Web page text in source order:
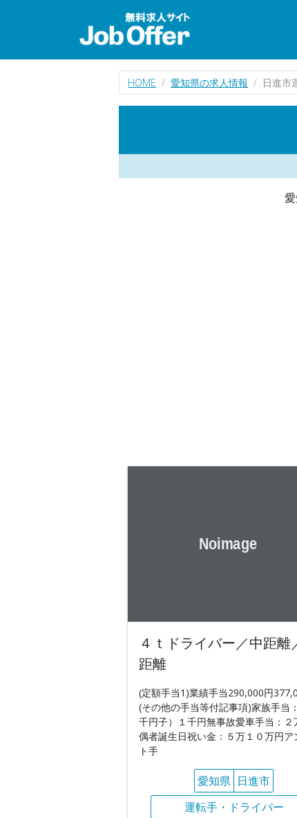
HOME 愛知県の求人情報 日進市
４ｔドライバー／中距離
距離
(定額手当1)業績手当290,000円
(その他の手当等付記事項)家族手当
千円子）１千円無事故愛車手当：２
偶者誕生日祝い金：５万１０万円ア
ト手
愛知県 日進市
運転手・ドライバー